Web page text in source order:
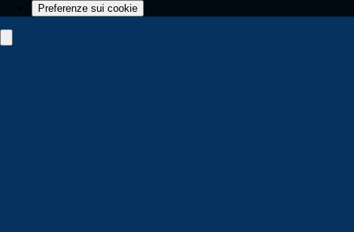
Preferenze sui cookie